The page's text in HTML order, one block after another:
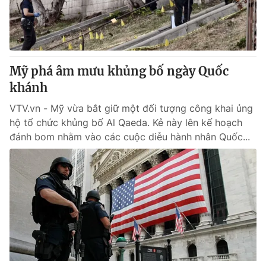
Mỹ phá âm mưu khủng bố ngày Quốc
khánh
VTV.vn - Mỹ vừa bắt giữ một đối tượng công khai ủng
hộ tổ chức khủng bố Al Qaeda. Kẻ này lên kế hoạch
đánh bom nhằm vào các cuộc diễu hành nhân Quốc...